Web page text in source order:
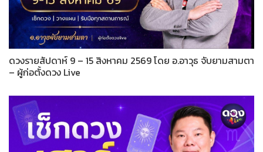
ดวงรายสัปดาห์ 9 – 15 สิงหาคม 2569 โดย อ.อาวุธ จับยามสามตา
– ผู้ก่อตั้งดวง Live